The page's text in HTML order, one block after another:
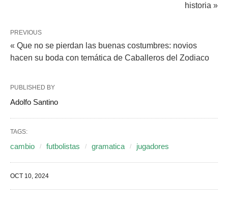
historia »
PREVIOUS
« Que no se pierdan las buenas costumbres: novios
hacen su boda con temática de Caballeros del Zodiaco
PUBLISHED BY
Adolfo Santino
TAGS:
cambio futbolistas gramatica jugadores
OCT 10, 2024